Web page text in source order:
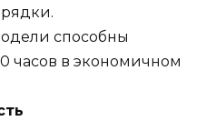
способны
часов в экономичном